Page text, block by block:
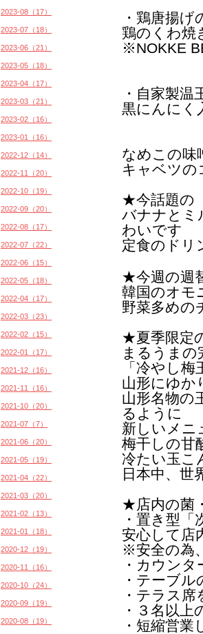
・鶏唐揚げ
鶏のくわ焼
※NOKKE
・自家製温
黒にんにく
なめこ の味
キャベツの
★今話題の
バナナとミ
わいです
定食のドリ
★今週の週
韓国のオモ
野菜多めの
★夏季限定
まるうまの
「冷やし
山形にゆか
山形名物の
るように
新しいメニ
梅干しの甘
冷たい玉こ
日本中、世
★店内の菌
・置き型
安心して店
※安全の為
・カウン
・テーブ
・テラス
・３名以
・短縮営業
2023-08（17）
2023-07（18）
2023-06（21）
2023-05（18）
2023-04（17）
2023-03（21）
2023-02（16）
2023-01（16）
2022-12（14）
2022-11（20）
2022-10（19）
2022-09（20）
2022-08（17）
2022-07（22）
2022-06（15）
2022-05（18）
2022-04（17）
2022-03（23）
2022-02（15）
2022-01（17）
2021-12（16）
2021-11（16）
2021-10（20）
2021-07（7）
2021-06（20）
2021-05（19）
2021-04（22）
2021-03（20）
2021-02（13）
2021-01（18）
2020-12（19）
2020-11（16）
2020-10（24）
2020-09（19）
2020-08（19）